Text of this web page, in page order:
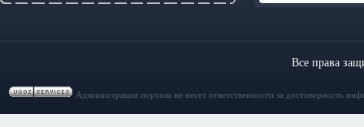
Все права
Администрация портала не несет ответственности за достоверность